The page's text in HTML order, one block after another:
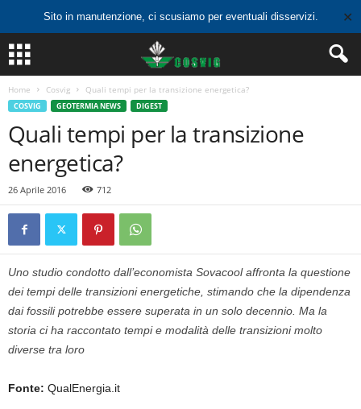
Sito in manutenzione, ci scusiamo per eventuali disservizi. ✕
Home Cosvig Quali tempi per la transizione energetica?
COSVIG GEOTERMIA NEWS DIGEST
Quali tempi per la transizione
energetica?
26 Aprile 2016 712
Uno studio condotto dall’economista Sovacool affronta la questione
dei tempi delle transizioni energetiche, stimando che la dipendenza
dai fossili potrebbe essere superata in un solo decennio. Ma la
storia ci ha raccontato tempi e modalità delle transizioni molto
diverse tra loro
Fonte: QualEnergia.it